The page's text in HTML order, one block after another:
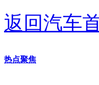
返回汽车
热点聚焦